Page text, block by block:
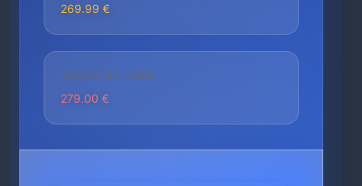
269.99 €
HÖCHSTER PREIS
279.00 €